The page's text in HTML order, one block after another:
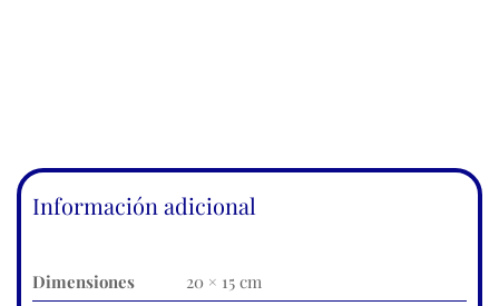
Información adicional
Dimensiones 20 × 15 cm